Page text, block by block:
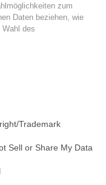
zum
Daten beziehen, wie
Wahl des
Trademark
Sell or Share My Data